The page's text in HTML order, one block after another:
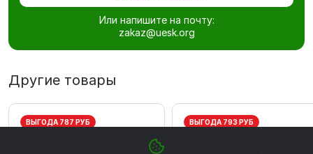
Или напишите на почту:
zakaz@uesk.org
Другие товары
ВЫГОДА 787 РУБ ВЫГОДА 793 РУБ